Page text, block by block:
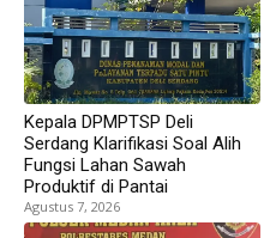
Kepala DPMPTSP Deli
Serdang Klarifikasi Soal Alih
Fungsi Lahan Sawah
Produktif di Pantai
Agustus 7, 2026